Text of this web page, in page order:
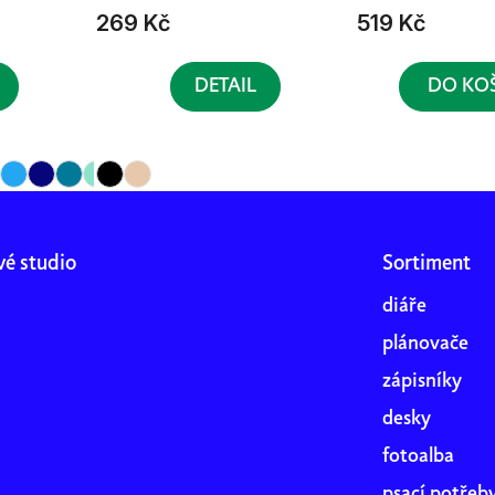
269 Kč
DETAIL
519 Kč
DO
studio Sortiment
diáře
plánovače
zápisníky
desky
fotoalba